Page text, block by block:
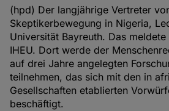
(hpd) Der langjährige Vertreter
Skeptikerbewegung in Nigeria,
Universität Bayreuth. Das
IHEU. Dort werde der
auf drei Jahre angelegten
teilnehmen, das sich mit den in
Gesellschaften etablierten
beschäftigt.